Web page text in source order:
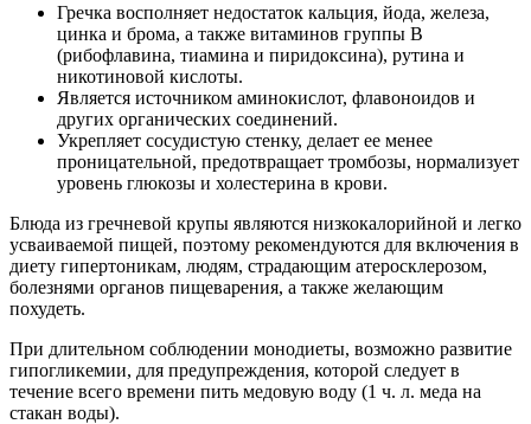
Гречка восполняет недостаток кальция, йода, железа,
цинка и брома, а также витаминов группы В
(рибофлавина, тиамина и пиридоксина), рутина и
никотиновой кислоты.
Является источником аминокислот, флавоноидов и
других органических соединений.
Укрепляет сосудистую стенку, делает ее менее
проницательной, предотвращает тромбозы, нормализует
уровень глюкозы и холестерина в крови.
Блюда из гречневой крупы являются низкокалорийной и легко
усваиваемой пищей, поэтому рекомендуются для включения в
диету гипертоникам, людям, страдающим атеросклерозом,
болезнями органов пищеварения, а также желающим
похудеть.
При длительном соблюдении монодиеты, возможно развитие
гипогликемии, для предупреждения, которой следует в
течение всего времени пить медовую воду (1 ч. л. меда на
стакан воды).